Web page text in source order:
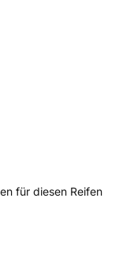
für diesen Reifen